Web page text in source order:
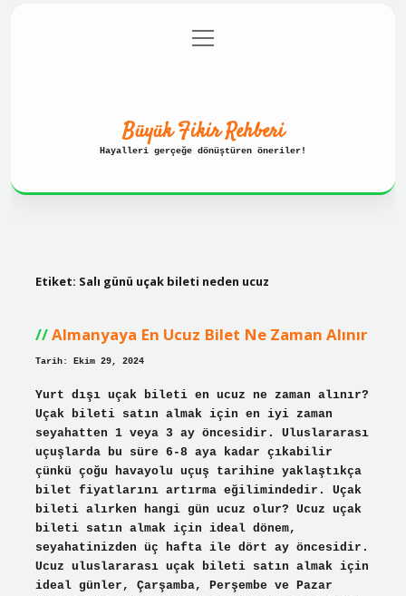
Gizlilik Politikası
menüyü
aç
Büyük Fikir Rehberi
Hayalleri gerçeğe dönüştüren öneriler!
Etiket: Salı günü uçak bileti neden ucuz
Almanyaya En Ucuz Bilet Ne Zaman Alınır
Tarih: Ekim 29, 2024
Yurt dışı uçak bileti en ucuz ne zaman alınır?
Uçak bileti satın almak için en iyi zaman
seyahatten 1 veya 3 ay öncesidir. Uluslararası
uçuşlarda bu süre 6-8 aya kadar çıkabilir
çünkü çoğu havayolu uçuş tarihine yaklaştıkça
bilet fiyatlarını artırma eğilimindedir. Uçak
bileti alırken hangi gün ucuz olur? Ucuz uçak
bileti satın almak için ideal dönem,
seyahatinizden üç hafta ile dört ay öncesidir.
Ucuz uluslararası uçak bileti satın almak için
ideal günler, Çarşamba, Perşembe ve Pazar